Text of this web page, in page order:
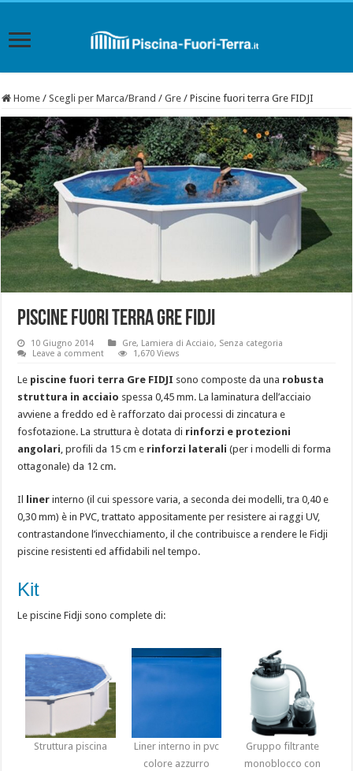
Home / Scegli per Marca/Brand / Gre / Piscine fuori terra Gre FIDJI
Piscine fuori terra Gre FIDJI
10 Giugno 2014 Gre, Lamiera di Acciaio, Senza categoria
Leave a comment
1,670 Views
Le piscine fuori terra Gre FIDJI sono composte da una robusta
struttura in acciaio spessa 0,45 mm. La laminatura dell’acciaio
avviene a freddo ed è rafforzato dai processi di zincatura e
fosfotazione. La struttura è dotata di rinforzi e protezioni
angolari , profili da 15 cm e rinforzi laterali (per i modelli di forma
ottagonale) da 12 cm.
Il liner interno (il cui spessore varia, a seconda dei modelli, tra 0,40 e
0,30 mm) è in PVC, trattato appositamente per resistere ai raggi UV,
contrastandone l’invecchiamento, il che contribuisce a rendere le Fidji
piscine resistenti ed affidabili nel tempo.
Kit
Le piscine Fidji sono complete di:
Struttura piscina
Liner interno in pvc
colore azzurro
Gruppo filtrante
monoblocco con